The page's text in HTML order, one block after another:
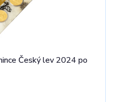
Český lev 2024 po